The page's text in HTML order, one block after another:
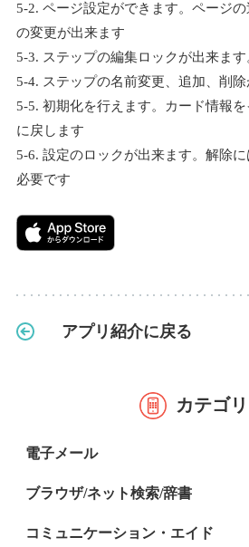
5-2. ページ設定ができます。ページ
の変更が出来ます
5-3. ステップの編集ロックが出来ます
5-4. ステップの名前変更、追加、削除
5-5. 初期化を行えます。カード情報
に戻します
5-6. 設定のロックが出来ます。解除
必要です
アプリ紹介に戻る
カテゴ
電子メール
ブラウザ/ネット検索/辞書
コミュニケーション・エイド